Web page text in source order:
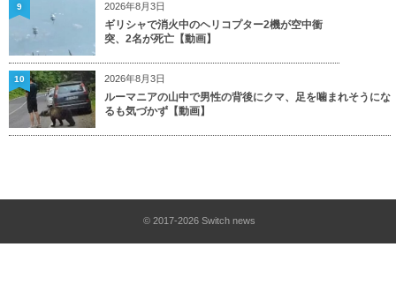
2026年8月3日
ギリシャで消火中のヘリコプター2機が空中衝
突、2名が死亡【動画】
9
2026年8月3日
ルーマニアの山中で男性の背後にクマ、足を噛まれそうにな
るも気づかず【動画】
10
© 2017-2026Switch news